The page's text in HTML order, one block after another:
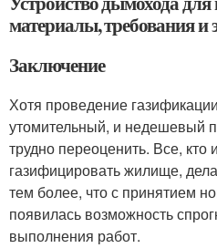
материалы, требования
Заключение
Хотя проведение
утомительный, и недешевый
трудно переоценить. Все, кто
газифицировать жилище,
тем более, что с принятием
появилась возможность
выполнения работ.